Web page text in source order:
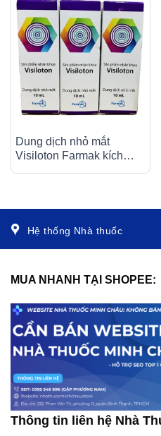
Dung dịch nhỏ mắt
Visiloton Farmak kích
Hệ thống Nhà thuốc
MUA NHANH TẠI SHOPEE:
Thông tin liên hệ Nhà